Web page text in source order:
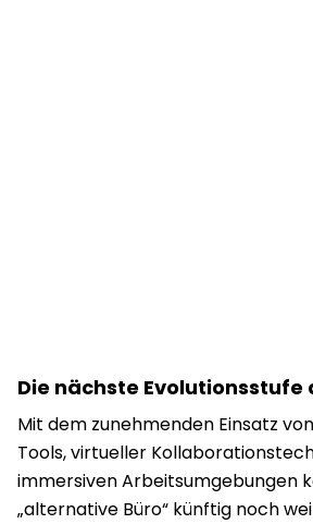
Die nächste Evolutionsstufe
Mit dem zunehmenden Einsatz
Tools, virtueller
immersiven Arbeitsumgebungen
„alternative Büro“ künftig noch